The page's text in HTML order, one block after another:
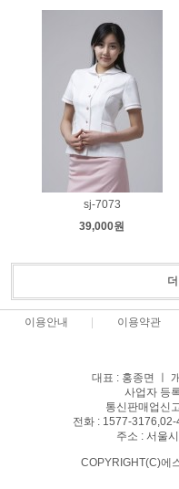
sj-7073
39,000원
이용안내 이용약관
대표 : 홍종면 ㅣ
사업자 등
통신판매업신
전화 : 1577-
주소 : 서울
COPYRIGHT(C)에